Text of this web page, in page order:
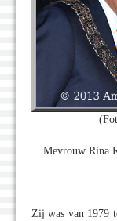
Mevrouw Rina
Zij was van 1979